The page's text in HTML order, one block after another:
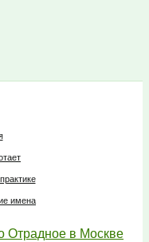
имена
Отрадное в Москве